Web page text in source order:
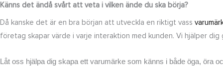
Känns det ändå svårt att veta i vilken ände du ska börja?
Då kanske det är en bra början att utveckla en riktigt vass
företag skapar värde i varje interaktion med kunden. Vi hjälper dig
Låt oss hjälpa dig skapa ett varumärke som känns i både öga, öra